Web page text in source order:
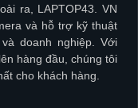
ra, LAPTOP43. VN
và hỗ trợ kỹ thuật
doanh nghiệp. Với
hàng đầu, chúng tôi
cho khách hàng.